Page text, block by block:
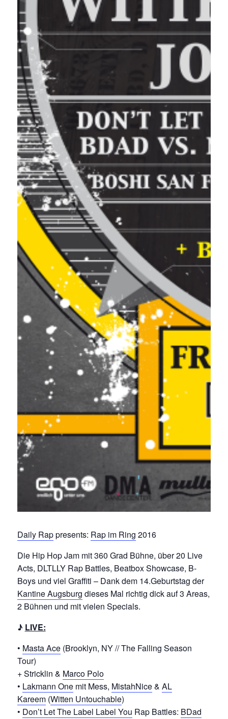
Daily Rappresents: Rap im Ring 2016
Die Hip Hop Jam mit 360 Grad Bühne, über 20 Live
Acts, DLTLLY Rap Battles, Beatbox Showcase, B-
Boys und viel Graffiti – Dank dem 14.Geburtstag der
Kantine Augsburg dieses Mal richtig dick auf 3 Areas,
2 Bühnen und mit vielen Specials.
♪ LIVE:
• Masta Ace(Brooklyn, NY // The Falling Season
Tour)
+ Stricklin & Marco Polo
• Lakmann Onemit Mess, MistahNice& AL
Kareem(Witten Untouchable)
• Don’t Let The Label Label You Rap Battles: BDad